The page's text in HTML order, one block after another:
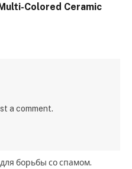
Colored Ceramic
a comment.
борьбы со спамом.